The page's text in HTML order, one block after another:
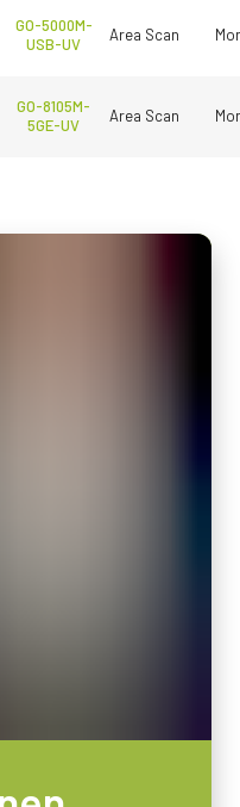
GO-5000M-
USB-UV
Area Scan
GO-8105M-
5GE-UV
Area Scan